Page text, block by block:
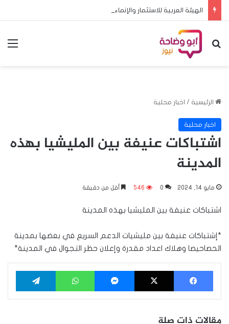
بحث عن
الرئيسية / اخبار محلية
اخبار محلية
اشتباكات عنيفة بين المليشيا بهذه
المدينة
مايو 14, 2024 0
546 أقل من دقيقة
اشتباكات عنيفة بين المليشيا بهذه المدينة
*إشتباكات عنيفة بين مليشيات الدعم السريع في بعضها بمدينة
الحصاحيصا وهلاك اعداد مقدرة وإعلان حظر التجوال في المدينة*
فيسبوك ‫X ماسنجر واتساب
مقالات ذات صلة